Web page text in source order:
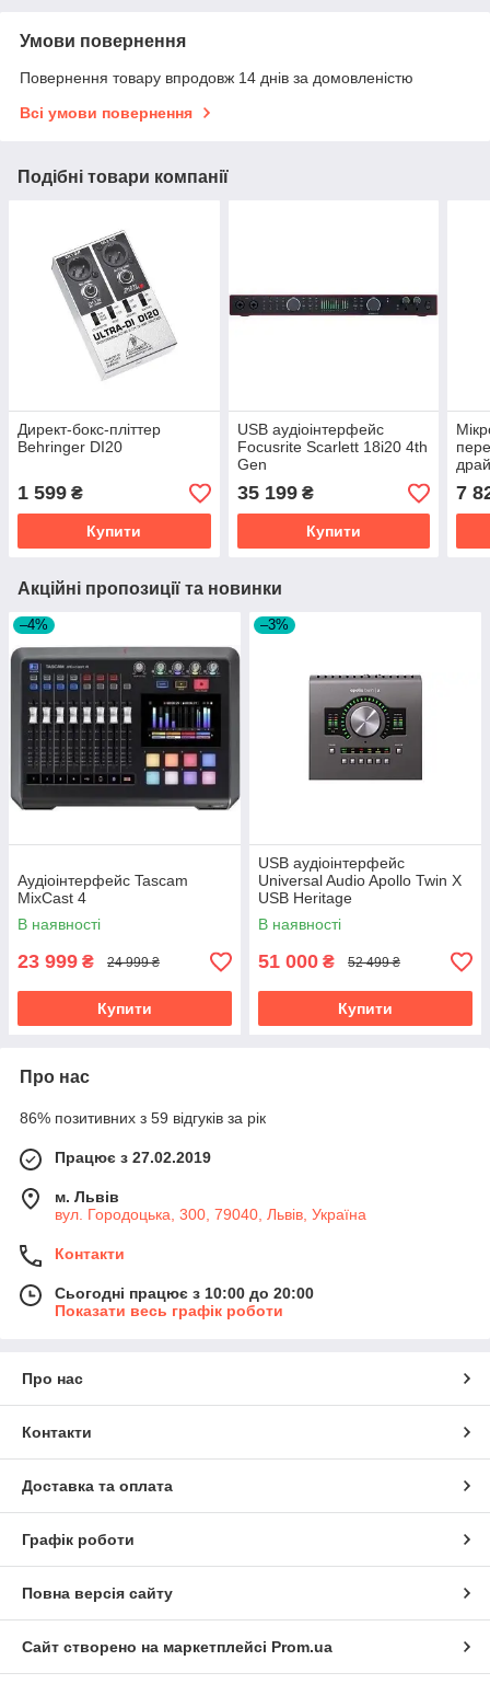
Умови повернення
Повернення товару впродовж 14 днів за домовленістю
Всі умови повернення
Подібні товари компанії
Директ-бокс-пліттер
Behringer DI20
1 599 ₴
Купити
USB аудіоінтерфейс
Focusrite Scarlett 18i20 4th
Gen
35 199₴
Купити
MIC
7
Акційні пропозиції та новинки
–4%
Аудіоінтерфейс Tascam
MixCast 4
В наявності
23 999 ₴ 24 999 ₴
Купити
–3%
USB аудіоінтерфейс
Universal Audio Apollo Twin X
USB Heritage
В наявності
51 000 ₴ 52 499 ₴
Купити
Про нас
86% позитивних з 59 відгуків за рік
Працює з 27.02.2019
м. Львів
вул. Городоцька, 300, 79040, Львів, Україна
Контакти
Сьогодні працює з 10:00 до 20:00
Показати весь графік роботи
Про нас
Контакти
Доставка та оплата
Графік роботи
Повна версія сайту
Сайт створено на маркетплейсі Prom.ua